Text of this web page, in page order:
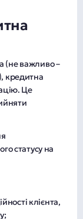
(не важливо –
кредитна
Це
статусу на
клієнта,